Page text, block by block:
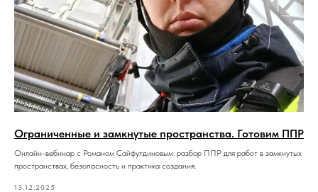
Ограниченные и замкнутые пространства. Готовим ППР
Онлайн-вебинар с Романом Сайфутдиновым: разбор ППР для работ в замкнутых
пространствах, безопасность и практика создания.
13.12.2025